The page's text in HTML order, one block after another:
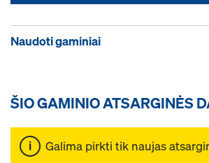
Naudoti gaminiai
ŠIO GAMINIO ATSARGINĖS
Galima pirkti tik naujas